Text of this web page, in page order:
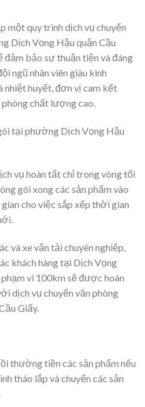
một quy trình dịch vụ chuyển
Dịch Vọng Hậu quận Cầu
đảm bảo sự thuận tiện và đáng
ngũ nhân viên giàu kinh
nhiệt huyết, đơn vị cam kết
phòng chất lượng cao.
tại phường Dịch Vọng Hậu
vụ hoàn tất chỉ trong vòng tối
gói xong các sản phẩm vào
cho việc sắp xếp thời gian
và xe vận tải chuyên nghiệp,
khách hàng tại Dịch Vọng
vi 100km sẽ được hoàn
dịch vụ chuyển văn phòng
Giấy.
thường tiền các sản phẩm nếu
tháo lắp và chuyển các sản